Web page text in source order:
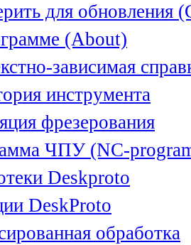
для обновления
(About)
зависимая
инструмента
фрезерования
ЧПУ (NC-
Deskproto
DeskProto
обработка